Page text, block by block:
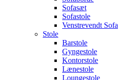
Sofasæt
Sofastole
Venstrevendt Sofa
Stole
Barstole
Gyngestole
Kontorstole
Lænestole
Loungestole